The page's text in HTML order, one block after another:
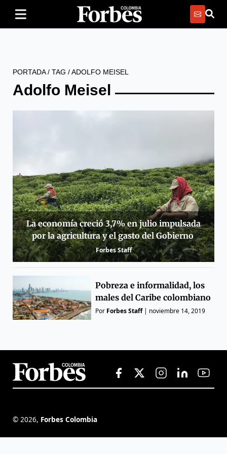
PORTADA/ TAG /ADOLFO MEISEL
Adolfo Meisel
La economía creció 3,7% en julio impulsada
por la agricultura y el gasto del Gobierno
Forbes Staff
Pobreza e informalidad, los
males del Caribe colombiano
Por Forbes Staff| noviembre 14, 2019
© 2026, Forbes Colombia